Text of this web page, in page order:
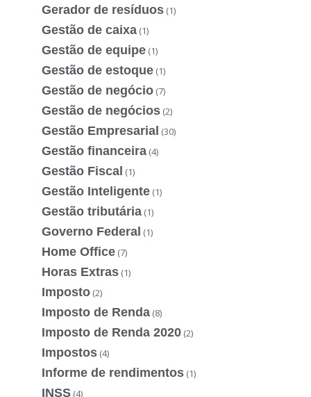
Gerador de resíduos (1)
Gestão de caixa (1)
Gestão de equipe (1)
Gestão de estoque (1)
Gestão de negócio (7)
Gestão de negócios (2)
Gestão Empresarial (30)
Gestão financeira (4)
Gestão Fiscal (1)
Gestão Inteligente (1)
Gestão tributária (1)
Governo Federal (1)
Home Office (7)
Horas Extras (1)
Imposto (2)
Imposto de Renda (8)
Imposto de Renda 2020 (2)
Impostos (4)
Informe de rendimentos (1)
INSS (4)